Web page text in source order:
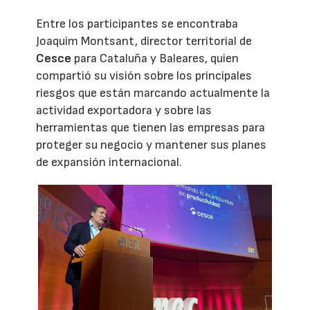
Entre los participantes se encontraba
Joaquim Montsant, director territorial de
Cesce para Cataluña y Baleares, quien
compartió su visión sobre los principales
riesgos que están marcando actualmente la
actividad exportadora y sobre las
herramientas que tienen las empresas para
proteger su negocio y mantener sus planes
de expansión internacional.